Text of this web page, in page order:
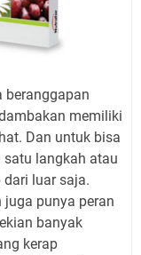
beranggapan
memiliki
Dan untuk bisa
langkah atau
luar saja.
punya peran
banyak
kerap